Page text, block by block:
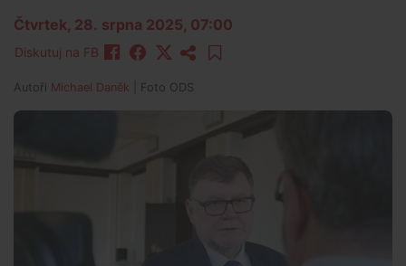
Čtvrtek, 28. srpna 2025, 07:00
Diskutuj na FB
Autoři Michael Daněk | Foto ODS